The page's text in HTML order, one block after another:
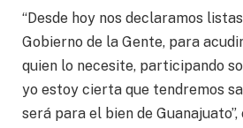
“Desde hoy nos declaramos
Gobierno de la Gente, para
quien lo necesite, participando
yo estoy cierta que tendremos
será para el bien de